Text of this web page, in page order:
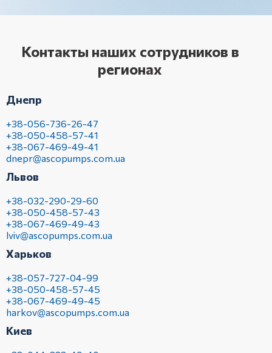
Контакты наших сотрудников в
регионах
Днепр
+38-056-736-26-47
+38-050-458-57-41
+38-067-469-49-41
dnepr@ascopumps.com.ua
Львов
+38-032-290-29-60
+38-050-458-57-43
+38-067-469-49-43
lviv@ascopumps.com.ua
Харьков
+38-057-727-04-99
+38-050-458-57-45
+38-067-469-49-45
harkov@ascopumps.com.ua
Киев